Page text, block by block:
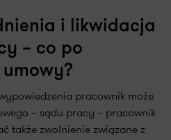
i likwidacja
– co po
pracownik może
– sądu pracy – pracownik
także zwolnienie związane z